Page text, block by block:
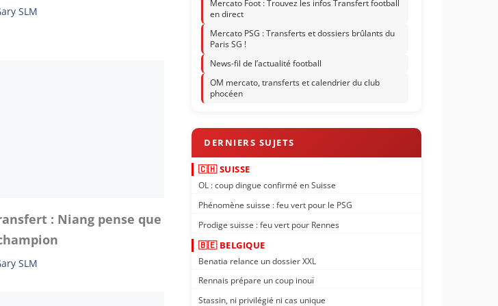
SLM
: Niang pense que
SLM
Mercato Foot : Trouvez les infos Transfert football
en direct
Mercato PSG : Transferts et dossiers brûlants du
Paris SG !
News-fil de l’actualité football
OM mercato, transferts et calendrier du club
phocéen
🇨🇭 SUISSE
OL : coup dingue confirmé en Suisse
Phénomène suisse : feu vert pour le PSG
Prodige suisse : feu vert pour Rennes
🇧🇪 BELGIQUE
Benatia relance un dossier XXL
Rennais prépare un coup inouï
Stassin, ni privilégié ni cas unique